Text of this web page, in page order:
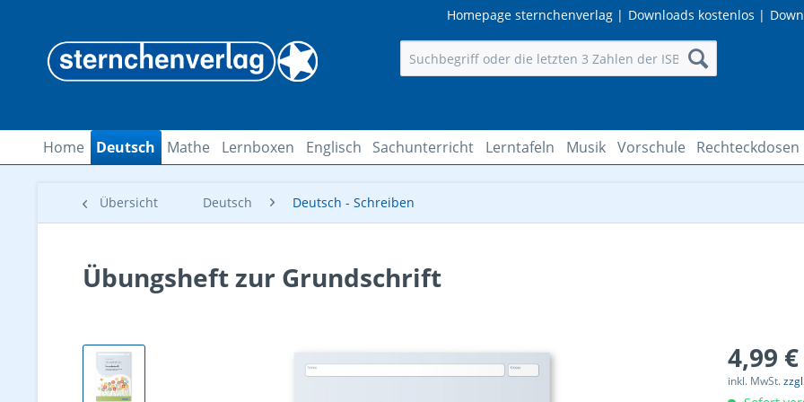
Downloads kostenlos |
Homepage sternchenverlag |
Home Deutsch Mathe Lernboxen Englisch Sachunterricht Lerntafeln Musik Vorschule Rechteckdosen
Übersicht Deutsch Deutsch - Schreiben
Übungsheft zur Grundschrift
4,99
inkl. MwSt.